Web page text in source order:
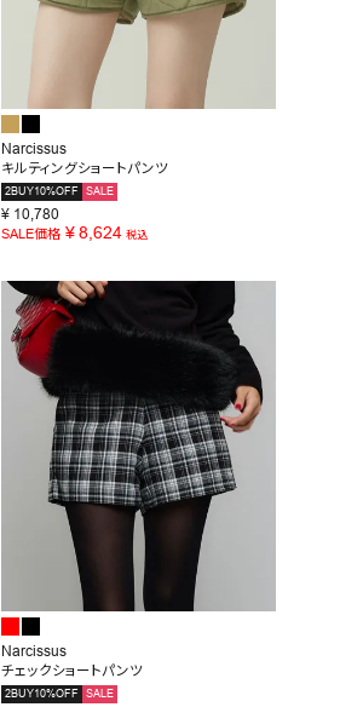
Narcissus
キルティングショートパンツ
2BUY10%OFF SALE
¥ 10,780
SALE価格 ¥ 8,624 税込
Narcissus
チェックショートパンツ
2BUY10%OFF SALE